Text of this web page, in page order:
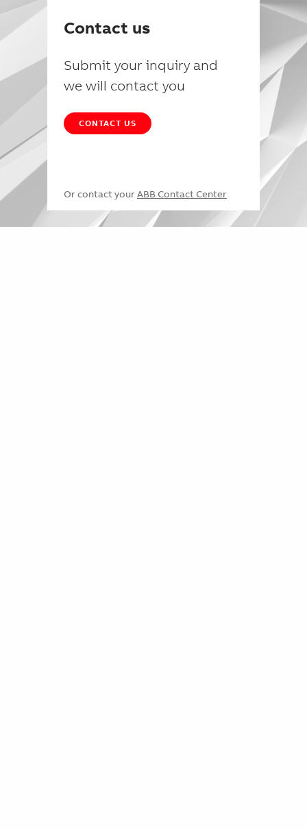
Contact us
Submit your inquiry and
we will contact you
CONTACT US
Or contact your ABB Contact Center